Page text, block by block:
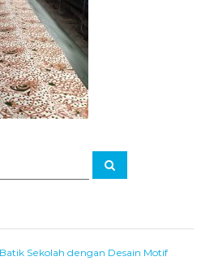
C
a
Sekolah dengan Desain Motif